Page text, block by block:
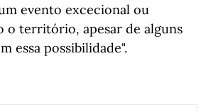
evento excecional ou
o território, apesar de alguns
essa possibilidade".